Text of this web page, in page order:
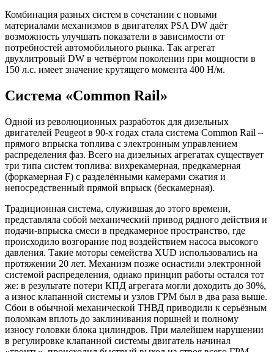
Комбинация разных систем в сочетании с новыми
материалами механизмов в двигателях PSA DW даёт
возможность улучшать показатели в зависимости от
потребностей автомобильного рынка. Так агрегат
двухлитровый DW в четвёртом поколении при мощности в
150 л.с. имеет значение крутящего момента 400 Н/м.
Система «Cоmmоn Rаil»
Одной из революционных разработок для дизельных
двигателей Peugeot в 90-х годах стала система Cоmmоn Rаil –
прямого впрыска топлива с электронным управлением
распределения фаз. Всего на дизельных агрегатах существует
три типа систем топлива: вихрекамерная, предкамерная
(форкамерная F) с разделёнными камерами сжатия и
непосредственный прямой впрыск (бескамерная).
Традиционная система, служившая до этого времени,
представляла собой механический привод рядного действия и
подачи-впрыска смеси в предкамерное пространство, где
происходило возгорание под воздействием насоса высокого
давления. Такие моторы семейства XUD использовались на
протяжении 20 лет. Механизм позже оснастили электронной
системой распределения, однако принцип работы остался тот
же: в результате потери КПД агрегата могли доходить до 30%,
а износ клапанной системы и узлов ГРМ был в два раза выше.
Сбои в обычной механической ТНВД приводили к серьёзным
поломкам вплоть до заклинивания поршней и полному
износу головки блока цилиндров. При малейшем нарушении
в регулировке клапанной системы двигатель начинал